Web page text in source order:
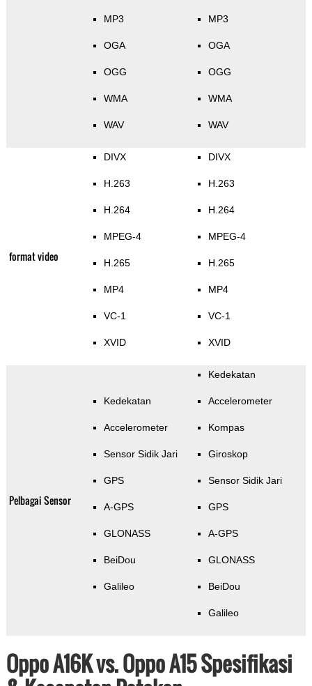
MP3
OGA
OGG
WMA
WAV
MP3
OGA
OGG
WMA
WAV
format video
DIVX
H.263
H.264
MPEG-4
H.265
MP4
VC-1
XVID
DIVX
H.263
H.264
MPEG-4
H.265
MP4
VC-1
XVID
Pelbagai Sensor
Kedekatan
Accelerometer
Sensor Sidik Jari
GPS
A-GPS
GLONASS
BeiDou
Galileo
Kedekatan
Accelerometer
Kompas
Giroskop
Sensor Sidik Jari
GPS
A-GPS
GLONASS
BeiDou
Galileo
Oppo A16K vs. Oppo A15 Spesifikasi